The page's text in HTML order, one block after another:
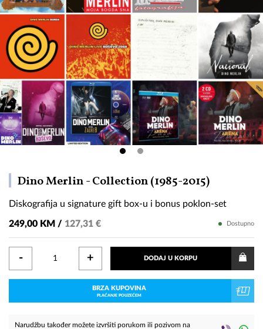
Dino Merlin - Collection (1985-2015)
signature
gift
box-
u
bonus
poklon-
set
Diskografija u signature gift box-u i bonus poklon-set
249,00 KM / 127,31 € Dostupno
- + DODAJ U KORPU
BRZA KUPOVINA
PLAĆANJE POUZEĆEM
Narudžbu također možete izvršiti porukom ili pozivom na